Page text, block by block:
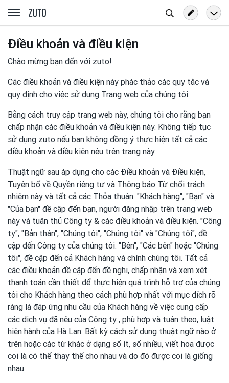
zuto.vn
kiếm
Điều khoản và điều kiện
Chào mừng bạn đến với zuto!
Các điều khoản và điều kiện này phác thảo các quy tắc và
quy định cho việc sử dụng Trang web của chúng tôi.
Bằng cách truy cập trang web này, chúng tôi cho rằng bạn
chấp nhận các điều khoản và điều kiện này. Không tiếp tục
sử dụng zuto nếu bạn không đồng ý thực hiện tất cả các
điều khoản và điều kiện nêu trên trang này.
Thuật ngữ sau áp dụng cho các Điều khoản và Điều kiện,
Tuyên bố về Quyền riêng tư và Thông báo Từ chối trách
nhiệm này và tất cả các Thỏa thuận: "Khách hàng", "Bạn" và
"Của bạn" đề cập đến bạn, người đăng nhập trên trang web
này và tuân thủ Công ty & các điều khoản và điều kiện. "Công
ty", "Bản thân", "Chúng tôi", "Chúng tôi" và "Chúng tôi", đề
cập đến Công ty của chúng tôi. "Bên", "Các bên" hoặc "Chúng
tôi", đề cập đến cả Khách hàng và chính chúng tôi. Tất cả
các điều khoản đề cập đến đề nghị, chấp nhận và xem xét
thanh toán cần thiết để thực hiện quá trình hỗ trợ của chúng
tôi cho Khách hàng theo cách phù hợp nhất với mục đích rõ
ràng là đáp ứng nhu cầu của Khách hàng về việc cung cấp
các dịch vụ đã nêu của Công ty , phù hợp và tuân theo, luật
hiện hành của Hà Lan. Bất kỳ cách sử dụng thuật ngữ nào ở
trên hoặc các từ khác ở dạng số ít, số nhiều, viết hoa được
coi là có thể thay thế cho nhau và do đó được coi là giống
nhau.